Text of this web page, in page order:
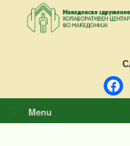
content
Menu